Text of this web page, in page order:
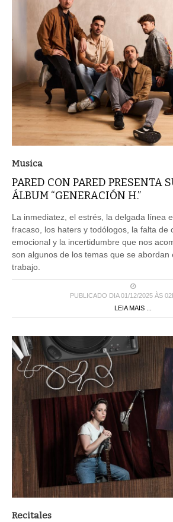
Musica
PARED CON PARED PRESENTA
ÁLBUM “GENERACIÓN H.”
La inmediatez, el estrés, la delgada línea
fracaso, los haters y todólogos, la falta de
emocional y la incertidumbre que nos
son algunos de los temas que se abordan
trabajo.
PUBLICADO DIA 01/12/2025 ÀS
LEIA MAIS ...
Recitales